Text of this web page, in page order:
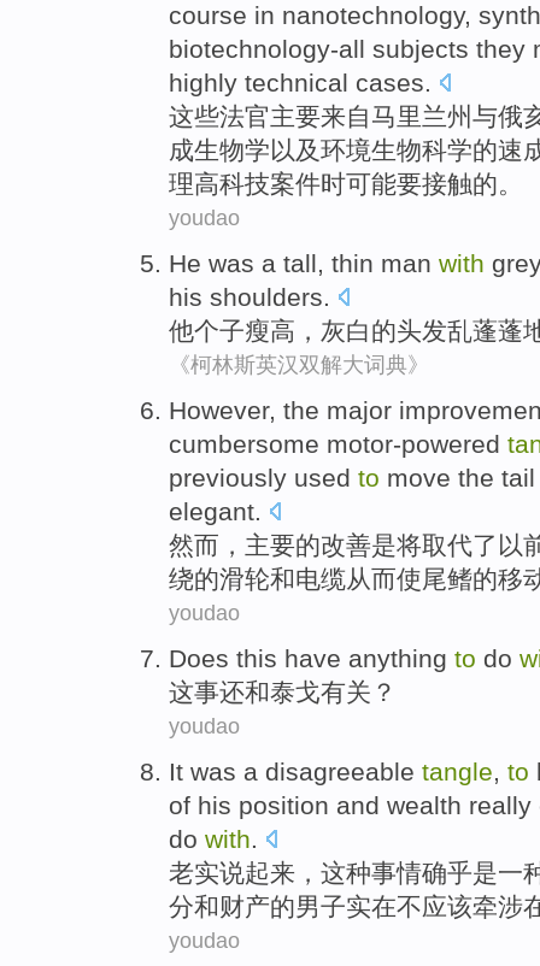
course in nanotechnology,
biotechnology-all subjects they
highly technical cases.
这些法官主要来自马里兰州与俄
成生物学以及环境生物科学的速
理高科技案件时可能要接触的。
youdao
He was a tall, thin man with
his shoulders.
他个子瘦高 ， 灰白的头发乱蓬蓬
《柯林斯英汉双解大词典》
However, the major
cumbersome motor-powered
previously used to move the
elegant.
然而 ， 主要的改善是将取代了 以
绕的滑轮和电缆从而使尾鳍的移
youdao
Does this have anything to do
这事还和泰戈有关 ？
youdao
It was a disagreeable tangle to
of his position and wealth really
do with
老实说起来，这种事情确乎是一
分和财产的男子实在不应该牵涉
youdao